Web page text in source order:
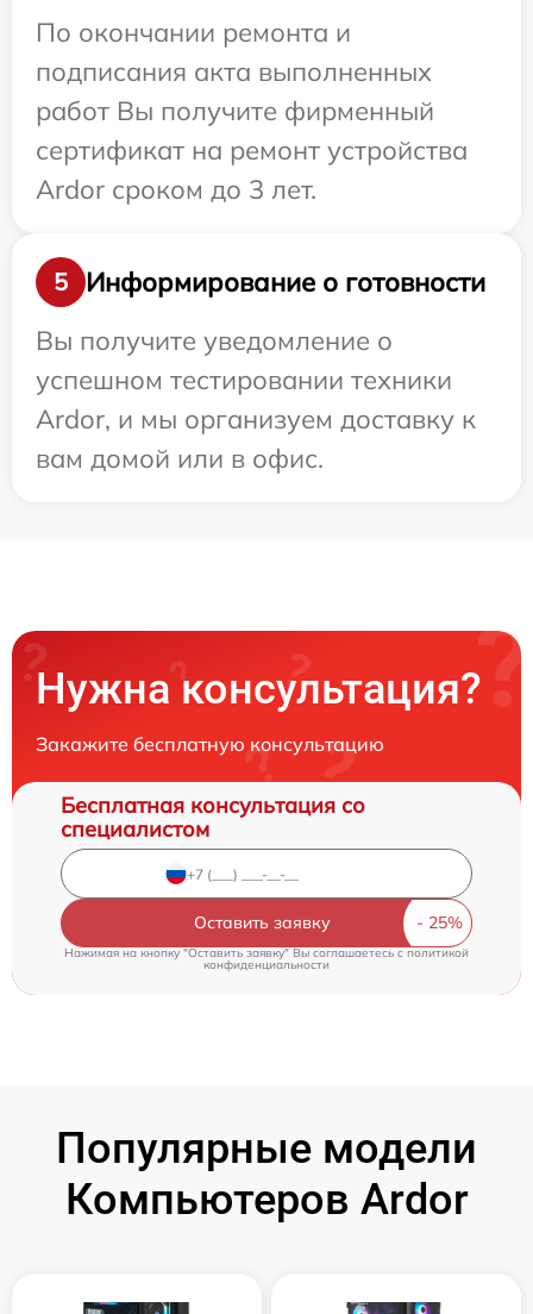
По окончании ремонта и
подписания акта выполненных
работ Вы получите фирменный
сертификат на ремонт устройства
Ardor сроком до 3 лет.
5
Информирование о готовности
Вы получите уведомление о
успешном тестировании техники
Ardor, и мы организуем доставку к
вам домой или в офис.
Нужна консультация?
Закажите бесплатную консультацию
Бесплатная консультация со
специалистом
Оставить заявку
Нажимая на кнопку "Оставить заявку" Вы соглашаетесь cполитикой
конфиденциальности
Популярные модели
Компьютеров Ardor